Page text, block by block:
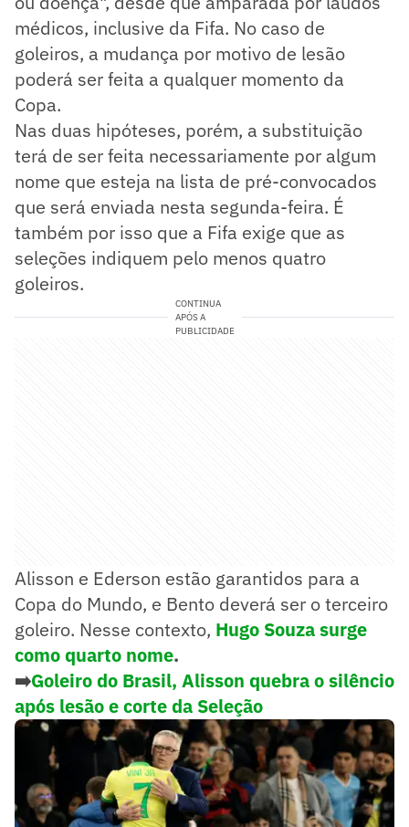
médicos, inclusive da Fifa. No caso de
goleiros, a mudança por motivo de lesão
poderá ser feita a qualquer momento da
Copa.
Nas duas hipóteses, porém, a substituição
terá de ser feita necessariamente por algum
nome que esteja na lista de pré-convocados
que será enviada nesta segunda-feira. É
também por isso que a Fifa exige que as
seleções indiquem pelo menos quatro
goleiros.
CONTINUA
APÓS A
PUBLICIDADE
Alisson e Ederson estão garantidos para a
Copa do Mundo, e Bento deverá ser o terceiro
goleiro. Nesse contexto, Hugo Souza surge
como quarto nome.
➡️Goleiro do Brasil, Alisson quebra o silêncio
após lesão e corte da Seleção